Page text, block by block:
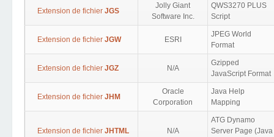
Extension de fichier JGS
Jolly Giant
Software Inc.
QWS3270 PLUS
Script
Extension de fichier JGW ESRI
JPEG World
Format
Extension de fichier JGZ N/A
Gzipped
JavaScript Format
Extension de fichier JHM
Oracle
Corporation
Java Help
Mapping
Extension de fichier JHTML N/A
ATG Dynamo
Server Page (Java